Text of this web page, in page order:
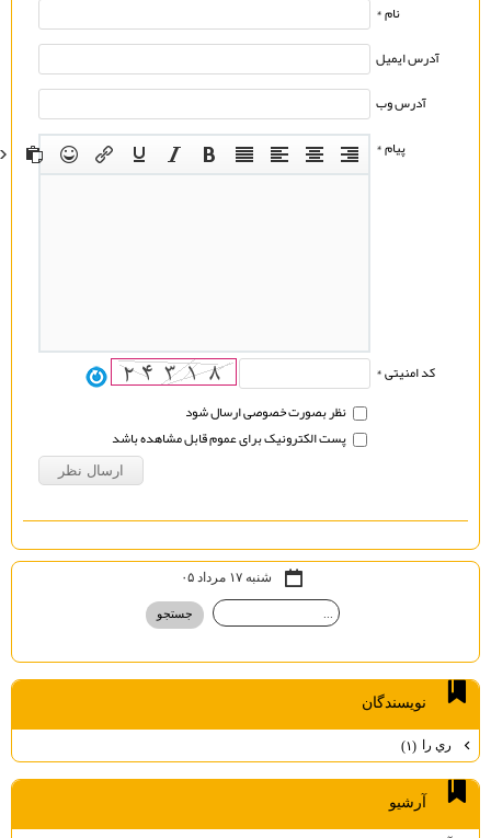
نام *
آدرس ایمیل
آدرس وب
پیام *
کد امنیتی *
نظر بصورت خصوصی ارسال شود
پست الکترونیک برای عموم قابل مشاهده باشد
شنبه ۱۷ مرداد ۰۵
نويسندگان
ري را
آرشيو